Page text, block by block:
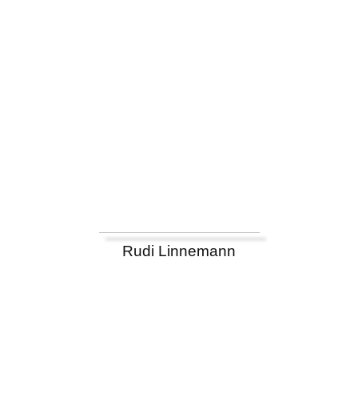
Rudi Linnemann